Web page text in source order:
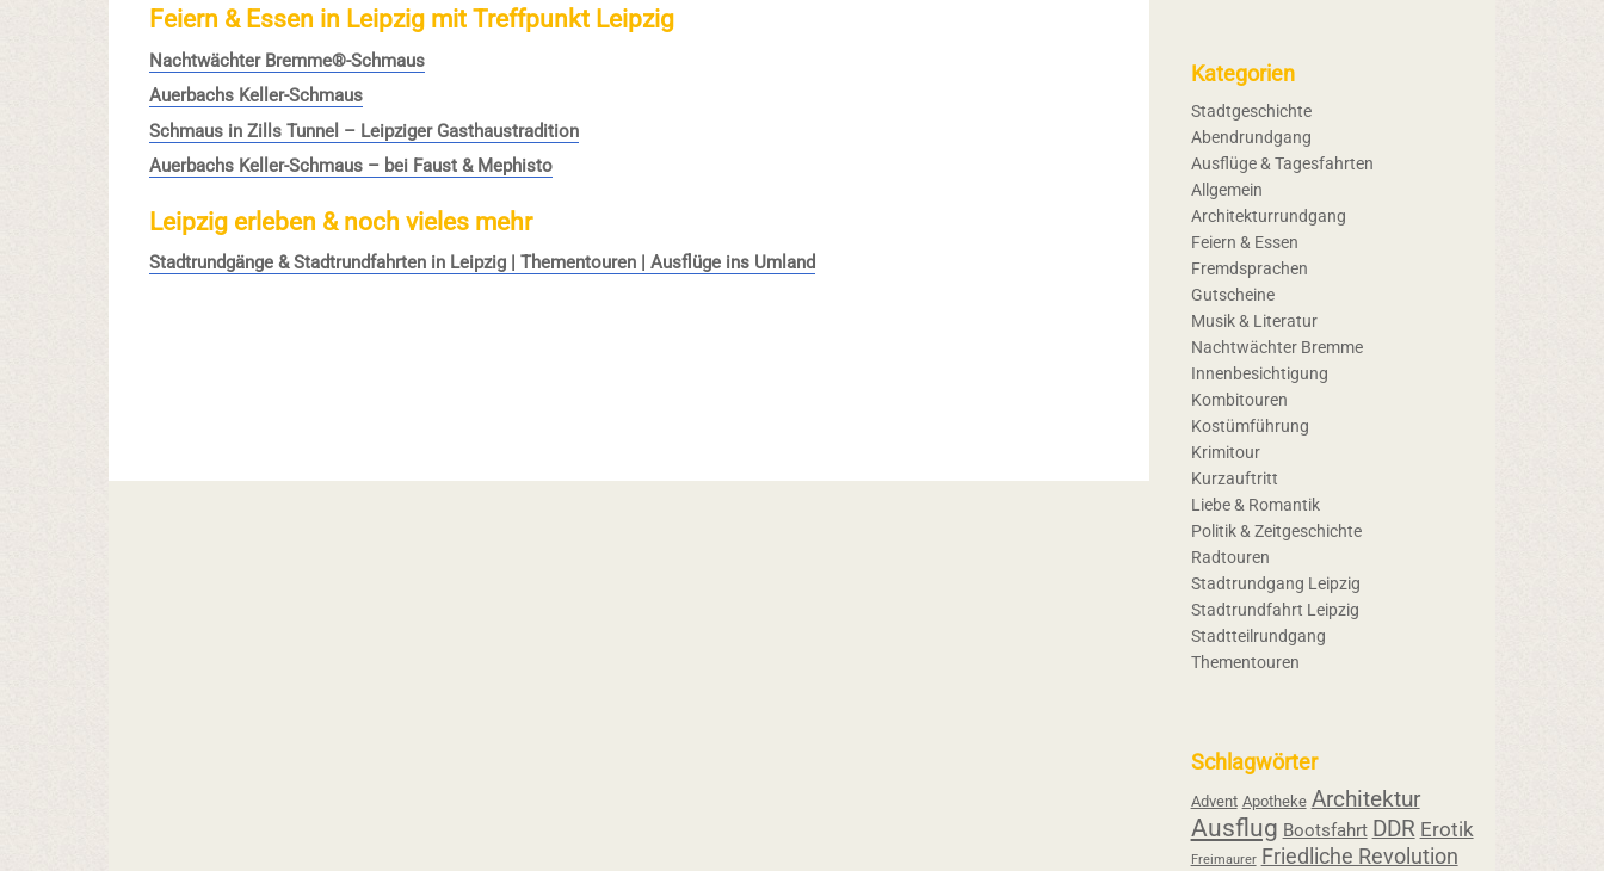
Feiern & Essen in Leipzig mit Treffpunkt Leipzig
Nachtwächter Bremme®-Schmaus
Auerbachs Keller-Schmaus
Schmaus in Zills Tunnel – Leipziger Gasthaustradition
Auerbachs Keller-Schmaus – bei Faust & Mephisto
Leipzig erleben & noch vieles mehr
Stadtrundgänge & Stadtrundfahrten in Leipzig | Thementouren | Ausflüge ins Umland
Kategorien
Stadtgeschichte
Abendrundgang
Ausflüge & Tagesfahrten
Allgemein
Architekturrundgang
Feiern & Essen
Fremdsprachen
Gutscheine
Musik & Literatur
Nachtwächter Bremme
Innenbesichtigung
Kombitouren
Kostümführung
Krimitour
Kurzauftritt
Liebe & Romantik
Politik & Zeitgeschichte
Radtouren
Stadtrundgang Leipzig
Stadtrundfahrt Leipzig
Stadtteilrundgang
Thementouren
Schlagwörter
Advent Apotheke Architektur
Ausflug Bootsfahrt DDR Erotik
Freimaurer Friedliche Revolution